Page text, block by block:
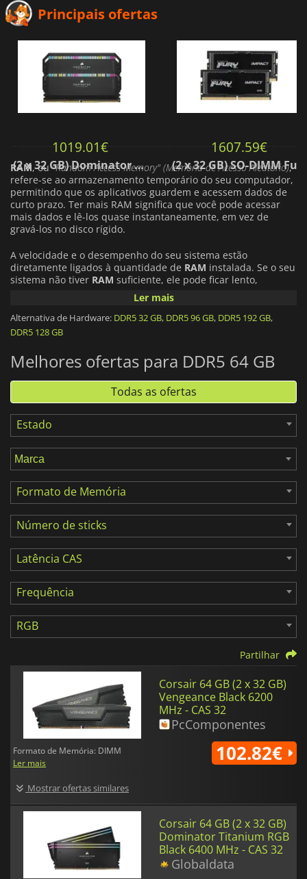
Principais ofertas
1019.01€
(2 x 32 GB) Dominator Platinium RGB Black 5600 MHz - CAS 40
1607.59€
RAM, ou"Random Access Memory" (Memória de Acesso Aleatório),
refere-se ao armazenamento temporário do seu computador,
permitindo que os aplicativos guardem e acessem dados de
curto prazo. Ter mais RAM significa que você pode acessar
mais dados e lê-los quase instantaneamente, em vez de
gravá-los no disco rígido.
A velocidade e o desempenho do seu sistema estão
diretamente ligados à quantidade de RAM instalada. Se o seu
sistema não tiver RAM suficiente, ele pode ficar lento,
especialmente ao executar várias tarefas simultaneamente ou
abrir vários programas e aplicativos ao mesmo tempo.
64GB de RAM
16GB
, sendo uma configuração mais potente do que a
recomendada para jogos AAA e outros aplicativos que exigem
muitos recursos.
Ler mais
Alternativa de Hardware: DDR5 32 GB, DDR5 96 GB, DDR5 192 GB,
DDR5 128 GB
Melhores ofertas para DDR5 64 GB
Todas as ofertas
Estado
Formato de Memória
Número de sticks
Latência CAS
Frequência
RGB
Partilhar
Corsair 64 GB (2 x 32 GB)
Vengeance Black 6200
MHz - CAS 32
PcComponentes
Formato de Memória: DIMM
Ler mais
Mostrar ofertas similares
102.82€
Corsair 64 GB (2 x 32 GB)
Dominator Titanium RGB
Black 6400 MHz - CAS 32
Globaldata